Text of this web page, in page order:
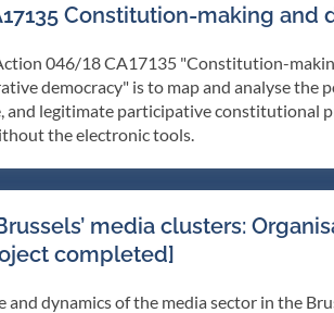
Constitution-making
046/18 CA17135 "Constitution-
democracy" is to map and analyse the
and legitimate participative constitutional
the electronic tools.
media clusters:
completed]
dynamics of the media sector in the